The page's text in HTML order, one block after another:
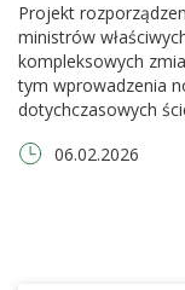
Projekt
ministrów
kompleksowych
tym wprowadzenia
dotychczasowych
06.02.2026